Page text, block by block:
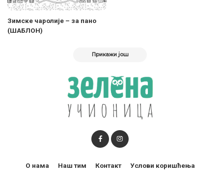
Зимске чаролије – за пано
(ШАБЛОН)
Прикажи још
О нама Наш тим Контакт Услови коришћења